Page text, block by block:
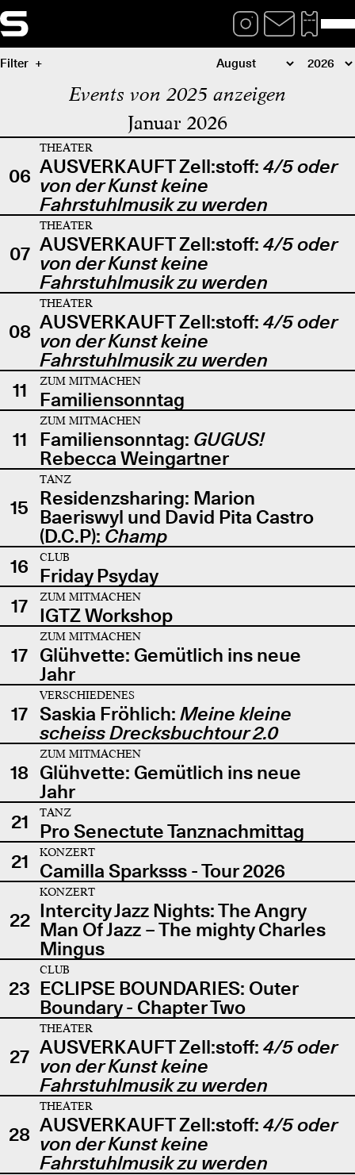
Filter
Events von 2025 anzeigen
Januar 2026
06
THEATER
AUSVERKAUFT Zell:stoff: 4/5 oder
von der Kunst keine
Fahrstuhlmusik zu werden
07
THEATER
AUSVERKAUFT Zell:stoff: 4/5 oder
von der Kunst keine
Fahrstuhlmusik zu werden
08
THEATER
AUSVERKAUFT Zell:stoff: 4/5 oder
von der Kunst keine
Fahrstuhlmusik zu werden
11
ZUM MITMACHEN
Familiensonntag
11
ZUM MITMACHEN
Familiensonntag: GUGUS!
Rebecca Weingartner
15
TANZ
Residenzsharing: Marion
Baeriswyl und David Pita Castro
(D.C.P): Champ
16
CLUB
Friday Psyday
17
ZUM MITMACHEN
IGTZ Workshop
17
ZUM MITMACHEN
Glühvette: Gemütlich ins neue
Jahr
17
VERSCHIEDENES
Saskia Fröhlich: Meine kleine
scheiss Drecksbuchtour 2.0
18
ZUM MITMACHEN
Glühvette: Gemütlich ins neue
Jahr
21
TANZ
Pro Senectute Tanznachmittag
21
KONZERT
Camilla Sparksss - Tour 2026
22
KONZERT
Intercity Jazz Nights: The Angry
Man Of Jazz – The mighty Charles
Mingus
23
CLUB
ECLIPSE BOUNDARIES: Outer
Boundary - Chapter Two
27
THEATER
AUSVERKAUFT Zell:stoff: 4/5 oder
von der Kunst keine
Fahrstuhlmusik zu werden
28
THEATER
AUSVERKAUFT Zell:stoff: 4/5 oder
von der Kunst keine
Fahrstuhlmusik zu werden